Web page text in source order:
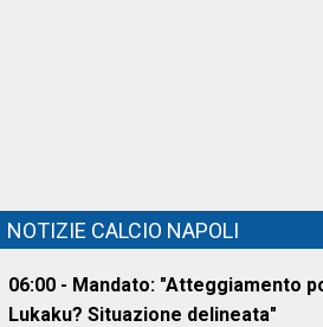
NOTIZIE CALCIO NAPOLI
06:00 - Mandato: "Atteggiamento
Lukaku? Situazione delineata"